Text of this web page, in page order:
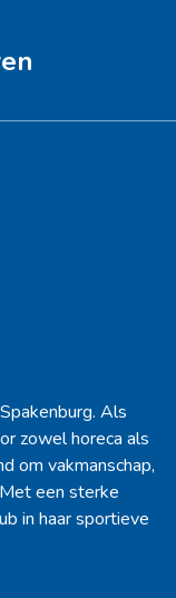
Als
zowel horeca als
om vakmanschap,
een sterke
in haar sportieve